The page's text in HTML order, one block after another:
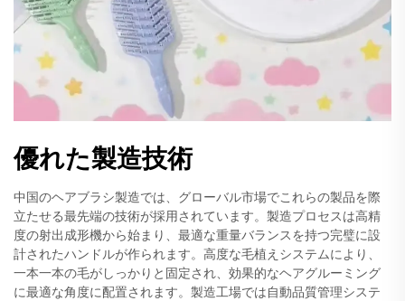
優れた製造技術
中国のヘアブラシ製造では、グローバル市場でこれらの製品を際
立たせる最先端の技術が採用されています。製造プロセスは高精
度の射出成形機から始まり、最適な重量バランスを持つ完璧に設
計されたハンドルが作られます。高度な毛植えシステムにより、
一本一本の毛がしっかりと固定され、効果的なヘアグルーミング
に最適な角度に配置されます。製造工場では自動品質管理システ